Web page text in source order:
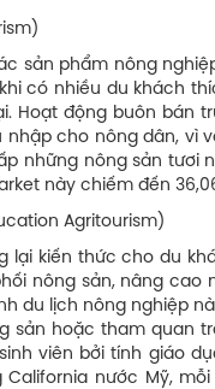
sản phẩm nông
có nhiều du khách
Hoạt động buôn bán
cho nông dân, vì
những nông sản tươi
này chiếm đến
Agritourism)
lại kiến thức cho du
nông sản, nâng
du lịch nông nghiệp
hoặc tham quan
viên bởi tính giáo
nước Mỹ,